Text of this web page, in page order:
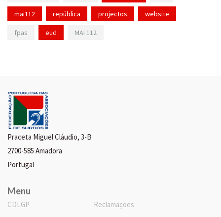
mai112 república projectos website
fpas eud MAI 112
Praceta Miguel Cláudio, 3-B
2700-585 Amadora
Portugal
Menu
CDLGP
Reclamações